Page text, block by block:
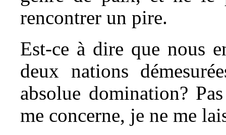
rencontrer un pire.
Est-ce à dire que nous
deux nations
absolue domination?
me concerne, je ne me